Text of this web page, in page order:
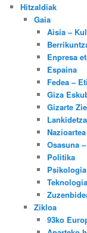
Hitzaldiak
Gaia
Aisia –
Enpresa
Espaina
Fedea –
Giza
Gizarte
Nazioartea
Osasuna
Politika
Zikloa
93ko